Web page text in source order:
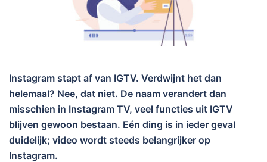
Instagram stapt af van IGTV. Verdwijnt het dan
helemaal? Nee, dat niet. De naam verandert dan
misschien in Instagram TV, veel functies uit IGTV
blijven gewoon bestaan. Eén ding is in ieder geval
duidelijk; video wordt steeds belangrijker op
Instagram.